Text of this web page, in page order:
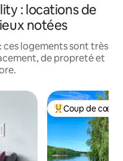
: locations de
notées
ces logements sont très
de propreté et
Coups de cœur
Coup de cœur